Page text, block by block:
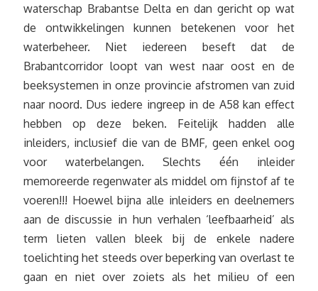
waterschap Brabantse Delta en dan gericht op wat
de ontwikkelingen kunnen betekenen voor het
waterbeheer. Niet iedereen beseft dat de
Brabantcorridor loopt van west naar oost en de
beeksystemen in onze provincie afstromen van zuid
naar noord. Dus iedere ingreep in de A58 kan effect
hebben op deze beken. Feitelijk hadden alle
inleiders, inclusief die van de BMF, geen enkel oog
voor waterbelangen. Slechts één inleider
memoreerde regenwater als middel om fijnstof af te
voeren!!! Hoewel bijna alle inleiders en deelnemers
aan de discussie in hun verhalen ‘leefbaarheid’ als
term lieten vallen bleek bij de enkele nadere
toelichting het steeds over beperking van overlast te
gaan en niet over zoiets als het milieu of een